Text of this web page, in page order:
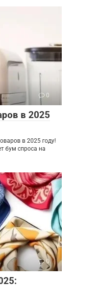
0
в 2025
в 2025 году!
бум спроса на
0